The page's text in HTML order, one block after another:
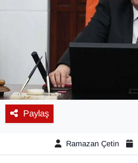
Paylaş
Ramazan Çetin
Emlak
En çok konuşulanlar
GENEL
Güncel